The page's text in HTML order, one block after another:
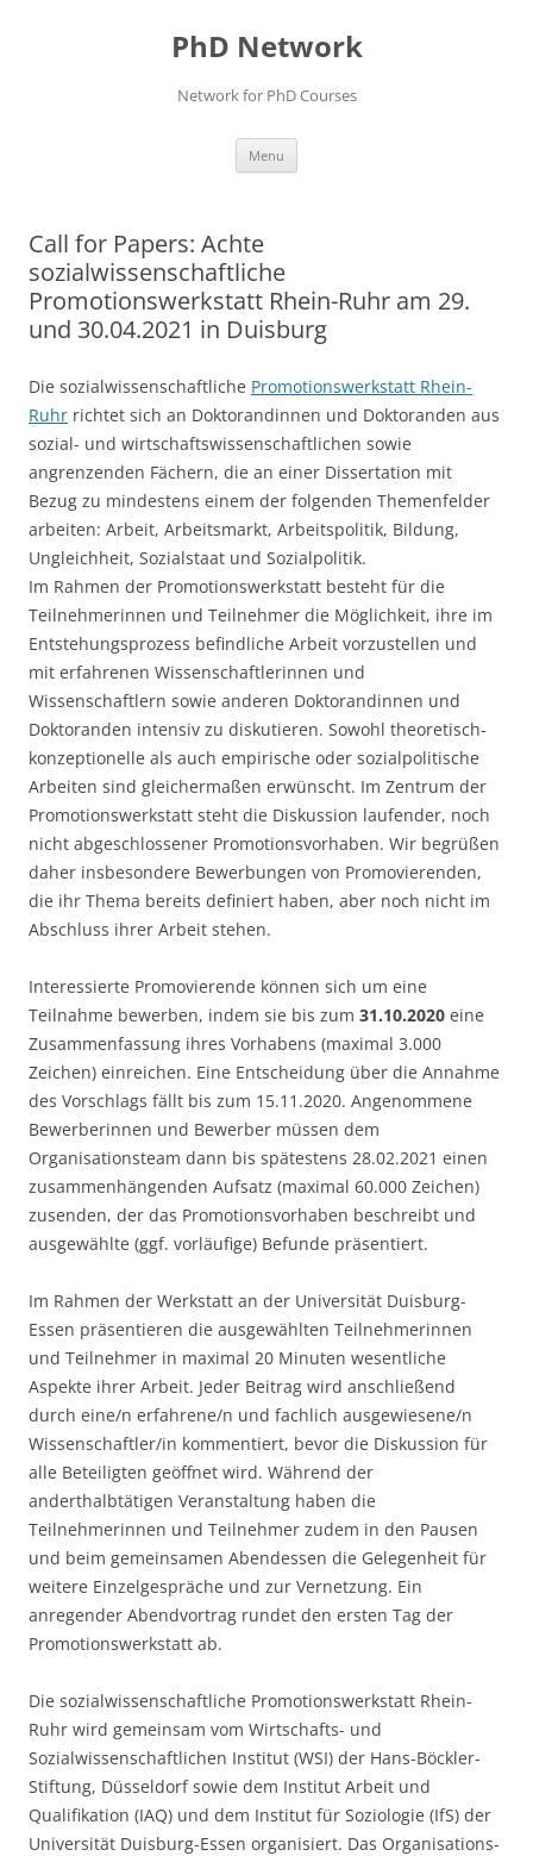
PhD Network
Network for PhD Courses
Menu
Call for Papers: Achte
sozialwissenschaftliche
Promotionswerkstatt Rhein-Ruhr am 29.
und 30.04.2021 in Duisburg
Die sozialwissenschaftliche Promotionswerkstatt Rhein-
Ruhr richtet sich an Doktorandinnen und Doktoranden aus
sozial- und wirtschaftswissenschaftlichen sowie
angrenzenden Fächern, die an einer Dissertation mit
Bezug zu mindestens einem der folgenden Themenfelder
arbeiten: Arbeit, Arbeitsmarkt, Arbeitspolitik, Bildung,
Ungleichheit, Sozialstaat und Sozialpolitik.
Im Rahmen der Promotionswerkstatt besteht für die
Teilnehmerinnen und Teilnehmer die Möglichkeit, ihre im
Entstehungsprozess befindliche Arbeit vorzustellen und
mit erfahrenen Wissenschaftlerinnen und
Wissenschaftlern sowie anderen Doktorandinnen und
Doktoranden intensiv zu diskutieren. Sowohl theoretisch-
konzeptionelle als auch empirische oder sozialpolitische
Arbeiten sind gleichermaßen erwünscht. Im Zentrum der
Promotionswerkstatt steht die Diskussion laufender, noch
nicht abgeschlossener Promotionsvorhaben. Wir begrüßen
daher insbesondere Bewerbungen von Promovierenden,
die ihr Thema bereits definiert haben, aber noch nicht im
Abschluss ihrer Arbeit stehen.
Interessierte Promovierende können sich um eine
Teilnahme bewerben, indem sie bis zum 31.10.2020 eine
Zusammenfassung ihres Vorhabens (maximal 3.000
Zeichen) einreichen. Eine Entscheidung über die Annahme
des Vorschlags fällt bis zum 15.11.2020. Angenommene
Bewerberinnen und Bewerber müssen dem
Organisationsteam dann bis spätestens 28.02.2021 einen
zusammenhängenden Aufsatz (maximal 60.000 Zeichen)
zusenden, der das Promotionsvorhaben beschreibt und
ausgewählte (ggf. vorläufige) Befunde präsentiert.
Im Rahmen der Werkstatt an der Universität Duisburg-
Essen präsentieren die ausgewählten Teilnehmerinnen
und Teilnehmer in maximal 20 Minuten wesentliche
Aspekte ihrer Arbeit. Jeder Beitrag wird anschließend
durch eine/n erfahrene/n und fachlich ausgewiesene/n
Wissenschaftler/in kommentiert, bevor die Diskussion für
alle Beteiligten geöffnet wird. Während der
anderthalbtätigen Veranstaltung haben die
Teilnehmerinnen und Teilnehmer zudem in den Pausen
und beim gemeinsamen Abendessen die Gelegenheit für
weitere Einzelgespräche und zur Vernetzung. Ein
anregender Abendvortrag rundet den ersten Tag der
Promotionswerkstatt ab.
Die sozialwissenschaftliche Promotionswerkstatt Rhein-
Ruhr wird gemeinsam vom Wirtschafts- und
Sozialwissenschaftlichen Institut (WSI) der Hans-Böckler-
Stiftung, Düsseldorf sowie dem Institut Arbeit und
Qualifikation (IAQ) und dem Institut für Soziologie (IfS) der
Universität Duisburg-Essen organisiert. Das Organisations-